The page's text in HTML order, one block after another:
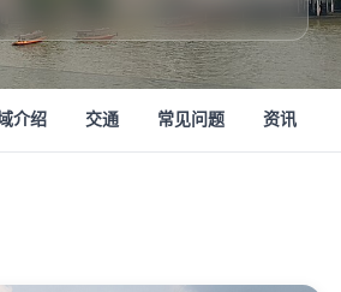
介绍 交通 常见问题 资讯